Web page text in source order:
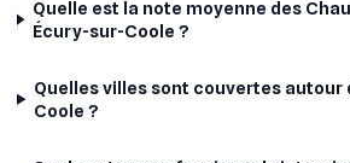
Quelle est la note moyenne des
Écury-sur-Coole ?
Quelles villes sont couvertes autour
Coole ?